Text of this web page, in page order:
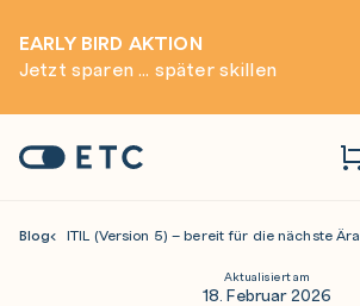
EARLY BIRD AKTION
Jetzt sparen ... später skillen
Startseite: ETC
Blog ITIL (Version 5) – bereit für die nächste Ära
Aktualisiert am
18. Februar 2026